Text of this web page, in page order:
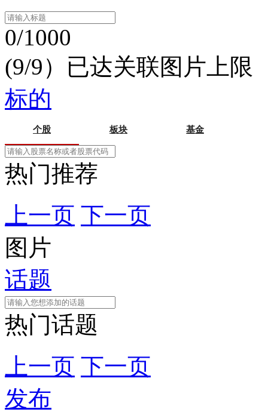
0/1000
(9/9）已达关联图片上限
标的
个股 板块 基金
热门推荐
上一页 下一页
图片
话题
热门话题
上一页 下一页
发布